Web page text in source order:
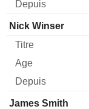
Nick Winser
James Smith